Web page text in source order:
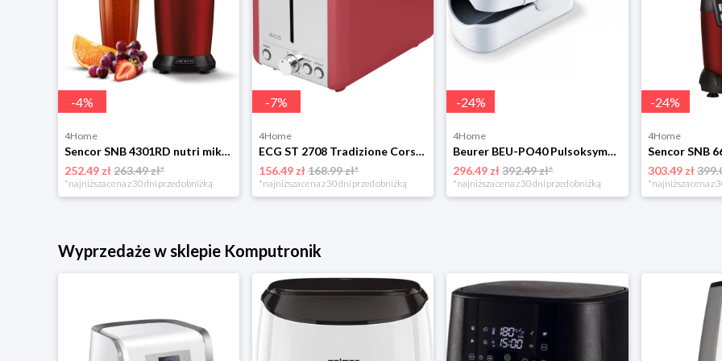
-4%
4Home
Sencor SNB 4301RD nutri mikser, czerwony
252.49 zł263.49 zł*
*najniższa cena z 30 dni przed obniżką
-7%
4Home
ECG ST 2708 Tradizione Corsa toster, czerwony 4-Home
156.49 zł168.99 zł*
*najniższa cena z 30 dni przed obniżką
-24%
4Home
Beurer BEU-PO40 Pulsoksymetr
296.49 zł392.49 zł*
*najniższa cena z 30 dni przed obniżką
-24%
4Home
303.49 zł
*najniższa cena z
Wyprzedaże w sklepie Komputronik